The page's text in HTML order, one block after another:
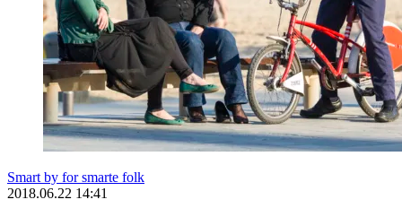
Smart by for smarte folk
2018.06.22 14:41